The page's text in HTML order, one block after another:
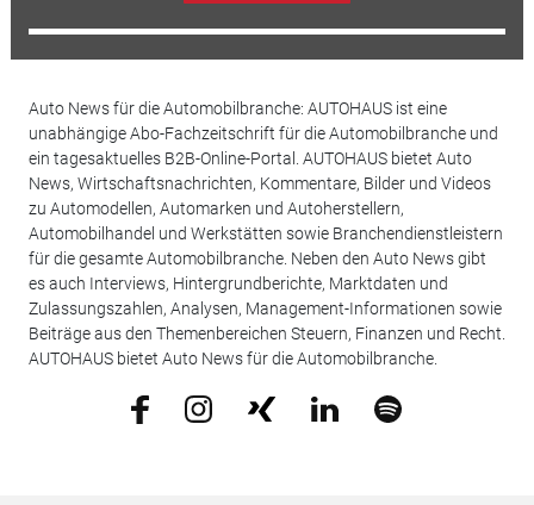
Auto News für die Automobilbranche: AUTOHAUS ist eine
unabhängige Abo-Fachzeitschrift für die Automobilbranche und
ein tagesaktuelles B2B-Online-Portal. AUTOHAUS bietet Auto
News, Wirtschaftsnachrichten, Kommentare, Bilder und Videos
zu Automodellen, Automarken und Autoherstellern,
Automobilhandel und Werkstätten sowie Branchendienstleistern
für die gesamte Automobilbranche. Neben den Auto News gibt
es auch Interviews, Hintergrundberichte, Marktdaten und
Zulassungszahlen, Analysen, Management-Informationen sowie
Beiträge aus den Themenbereichen Steuern, Finanzen und Recht.
AUTOHAUS bietet Auto News für die Automobilbranche.